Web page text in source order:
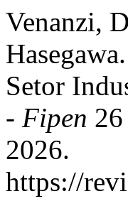
Venanzi,
Setor
- Fipen
2026.
https://